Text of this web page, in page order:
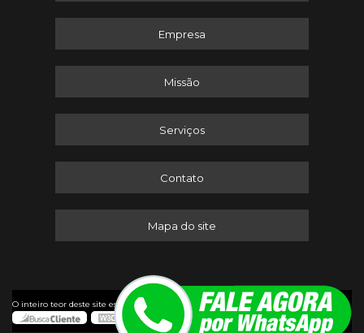
Empresa
Missão
Serviços
Contato
Mapa do site
O inteiro teor deste site está sujeito à proteção de direitos autorais. Copyright ©
Itaserv Máquinas (Lei 9610 de 19/02/1998)